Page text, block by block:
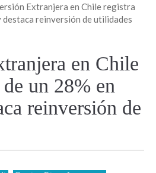
Extranjera en Chile registra
destaca reinversión de utilidades
en Chile
un 28% en
reinversión de